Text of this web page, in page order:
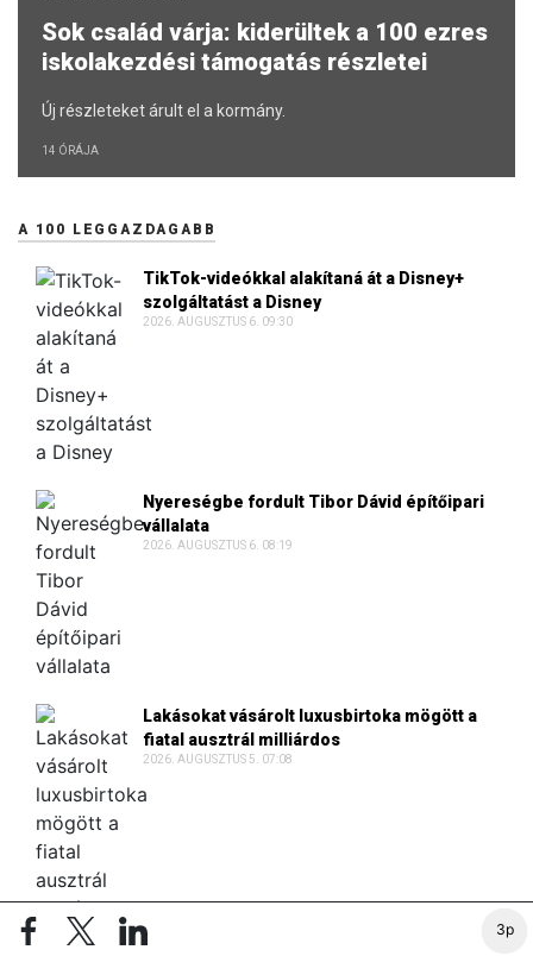
3p
Sok család várja: kiderültek a 100 ezres
iskolakezdési támogatás részletei
Új részleteket árult el a kormány.
14 ÓRÁJA
A 100 LEGGAZDAGABB
TikTok-videókkal alakítaná át a Disney+
szolgáltatást a Disney
2026. AUGUSZTUS 6. 09:30
Nyereségbe fordult Tibor Dávid építőipari
vállalata
2026. AUGUSZTUS 6. 08:19
Lakásokat vásárolt luxusbirtoka mögött a
fiatal ausztrál milliárdos
2026. AUGUSZTUS 5. 07:08